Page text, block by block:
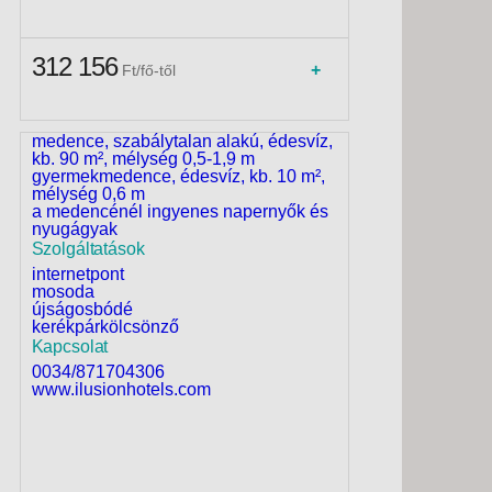
312 156 Ft/fő-től +
szórakozás, aerobik, minidisco, esti élő
műsorok)
felár ellenében: billiárd, vízi sportok a
medence, szabálytalan alakú, édesvíz,
kb. 90 m², mélység 0,5-1,9 m
gyermekmedence, édesvíz, kb. 10 m²,
mélység 0,6 m
a medencénél ingyenes napernyők és
nyugágyak
Szolgáltatások
internetpont
mosoda
újságosbódé
kerékpárkölcsönző
Kapcsolat
0034/871704306
www.ilusionhotels.com